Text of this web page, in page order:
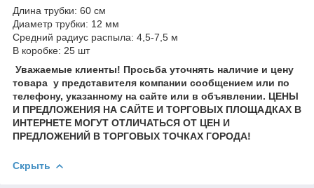
Длина трубки: 60 см
Диаметр трубки: 12 мм
Средний радиус распыла: 4,5-7,5 м
В коробке: 25 шт
Уважаемые клиенты! Просьба уточнять наличие и цену
товара у представителя компании сообщением или по
телефону, указанному на сайте или в объявлении. ЦЕНЫ
И ПРЕДЛОЖЕНИЯ НА САЙТЕ И ТОРГОВЫХ ПЛОЩАДКАХ В
ИНТЕРНЕТЕ МОГУТ ОТЛИЧАТЬСЯ ОТ ЦЕН И
ПРЕДЛОЖЕНИЙ В ТОРГОВЫХ ТОЧКАХ ГОРОДА!
Скрыть